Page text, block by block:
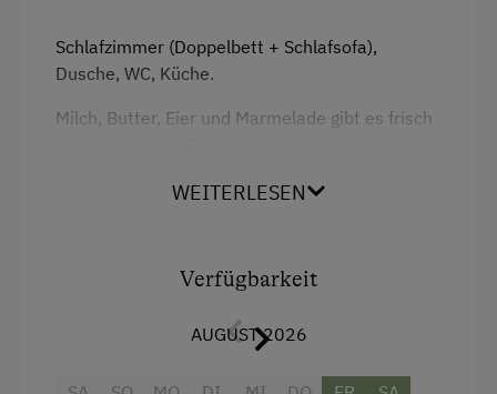
Schlafzimmer (Doppelbett + Schlafsofa),
Dusche, WC, Küche.
Milch, Butter, Eier und Marmelade gibt es frisch
WEITERLESEN
Verfügbarkeit
AUGUST 2026